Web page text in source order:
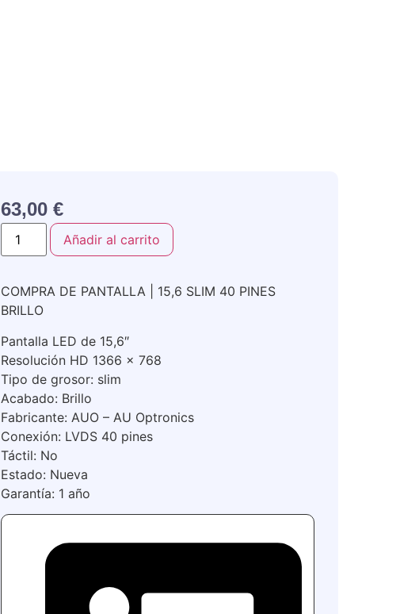
63,00 €
Añadir al carrito
COMPRA DE PANTALLA | 15,6 SLIM 40 PINES
BRILLO
Pantalla LED de 15,6″
Resolución HD 1366 x 768
Tipo de grosor: slim
Acabado: Brillo
Fabricante: AUO – AU Optronics
Conexión: LVDS 40 pines
Táctil: No
Estado: Nueva
Garantía: 1 año